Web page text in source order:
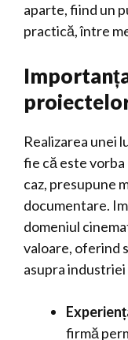
aparte, fiind un
practică, între
Realizarea unei
fie că este
caz, presupune
documentare.
domeniul
valoare, oferind
asupra
firmă